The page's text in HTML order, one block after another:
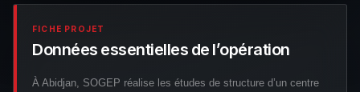
FICHE PROJET
Données essentielles de l’opération
À Abidjan, SOGEP réalise les études de structure d’un centre